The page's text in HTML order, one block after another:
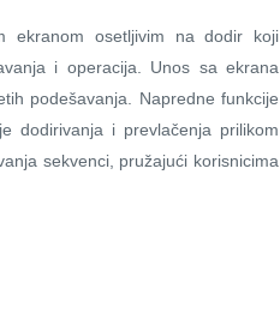
ekranom osetljivim na dodir koji
i operacija. Unos sa ekrana
podešavanja. Napredne funkcije
dodirivanja i prevlačenja prilikom
sekvenci, pružajući korisnicima